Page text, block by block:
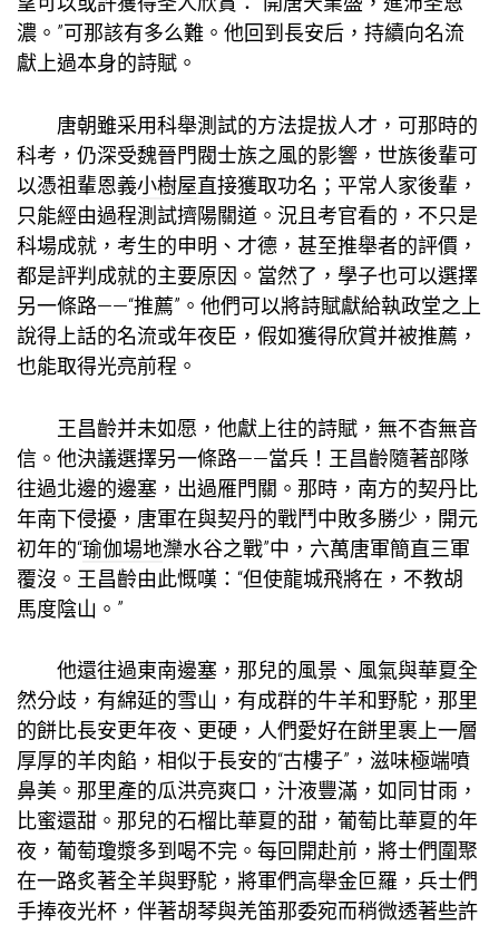
濃。”可那該有多么難。他回到長安后，持續向名流
獻上過本身的詩賦。
唐朝雖采用科舉測試的方法提拔人才，可那時的
科考，仍深受魏晉門閥士族之風的影響，世族後輩可
以憑祖輩恩義小樹屋直接獲取功名；平常人家後輩，
只能經由過程測試擠陽關道。況且考官看的，不只是
科場成就，考生的申明、才德，甚至推舉者的評價，
都是評判成就的主要原因。當然了，學子也可以選擇
另一條路——“推薦”。他們可以將詩賦獻給執政堂之上
說得上話的名流或年夜臣，假如獲得欣賞并被推薦，
也能取得光亮前程。
王昌齡并未如愿，他獻上往的詩賦，無不杳無音
信。他決議選擇另一條路——當兵！王昌齡隨著部隊
往過北邊的邊塞，出過雁門關。那時，南方的契丹比
年南下侵擾，唐軍在與契丹的戰鬥中敗多勝少，開元
初年的“瑜伽場地灤水谷之戰”中，六萬唐軍簡直三軍
覆沒。王昌齡由此慨嘆：“但使龍城飛將在，不教胡
馬度陰山。”
他還往過東南邊塞，那兒的風景、風氣與華夏全
然分歧，有綿延的雪山，有成群的牛羊和野駝，那里
的餅比長安更年夜、更硬，人們愛好在餅里裹上一層
厚厚的羊肉餡，相似于長安的“古樓子”，滋味極端噴
鼻美。那里產的瓜洪亮爽口，汁液豐滿，如同甘雨，
比蜜還甜。那兒的石榴比華夏的甜，葡萄比華夏的年
夜，葡萄瓊漿多到喝不完。每回開赴前，將士們圍聚
在一路炙著全羊與野駝，將軍們高舉金叵羅，兵士們
手捧夜光杯，伴著胡琴與羌笛那委宛而稍微透著些許